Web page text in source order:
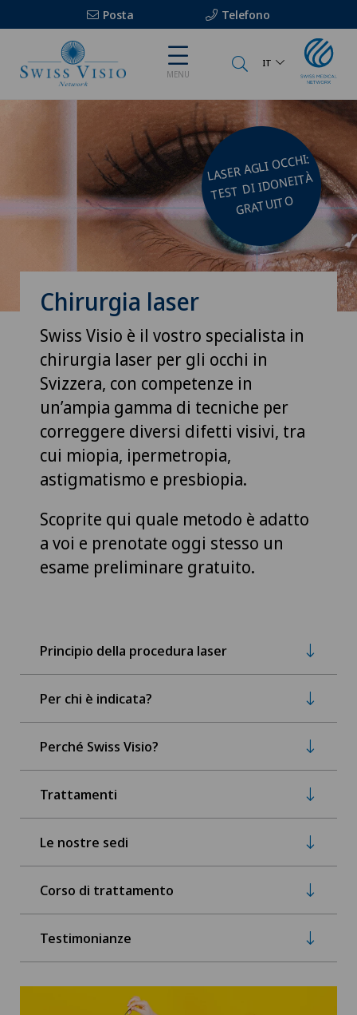
Posta Telefono
MENU
IT
LASER AGLI OCCHI:
TEST DI IDONEITÀ
GRATUITO
Chirurgia laser
Swiss Visio è il vostro specialista in
chirurgia laser per gli occhi in
Svizzera, con competenze in
un’ampia gamma di tecniche per
correggere diversi difetti visivi, tra
cui miopia, ipermetropia,
astigmatismo e presbiopia.
Scoprite qui quale metodo è adatto
a voi e prenotate oggi stesso un
esame preliminare gratuito.
Principio della procedura laser
Per chi è indicata?
Perché Swiss Visio?
Trattamenti
Le nostre sedi
Corso di trattamento
Testimonianze